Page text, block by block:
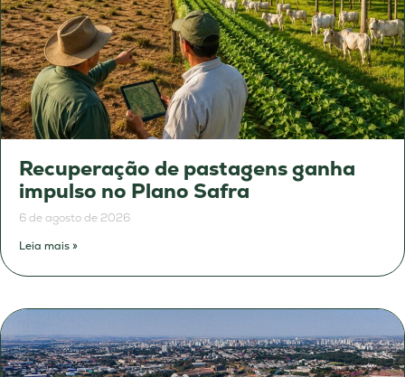
Recuperação de pastagens ganha
impulso no Plano Safra
6 de agosto de 2026
Leia mais »